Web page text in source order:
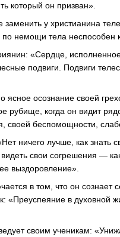
который он призван».
у христианина
немощи тела неспособен
«Сердце,
подвиги. Подвиги
осознание своей
рубище, когда он видит
своей беспомощности,
ничего лучше, как
свои согрешения —
выздоровление».
в том, что он
«Преуспеяние в духовной
своим ученикам: